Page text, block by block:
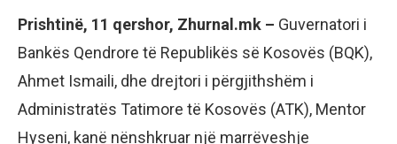
Prishtinë, 11 qershor, Zhurnal.mk – Guvernatori i
Bankës Qendrore të Republikës së Kosovës (BQK),
Ahmet Ismaili, dhe drejtori i përgjithshëm i
Administratës Tatimore të Kosovës (ATK), Mentor
Hyseni, kanë nënshkruar një marrëveshje